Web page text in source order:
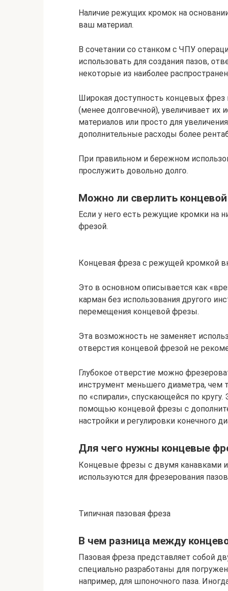
Наличие режущих кромок на
ваш материал.
В сочетании со станком с ЧПУ
использовать для создания пазов,
некоторые из наиболее
Широкая доступность концевых фрез
(менее долговечной), увеличивает их
материалов или просто для
дополнительные расходы более
При правильном и бережном
прослужить довольно долго.
Можно ли сверлить
Если у него есть режущие кромки на
фрезой.
Концевая фреза с режущей кромкой
Это в основном описывается как
карман без использования другого
перемещения концевой фрезы.
Эта возможность не заменяет
отверстия концевой фрезой не
Глубокое отверстие можно
инструмент меньшего диаметра, чем
по «спирали», спускающейся по
помощью концевой фрезы с
настройки и регулировки конечного
Для чего нужны концевые
Концевые фрезы с двумя канавками
используются для фрезерования
Типичная пазовая фреза
В чем разница между
Пазовая фреза представляет собой
специально разработаны для
например, для шпоночного паза.